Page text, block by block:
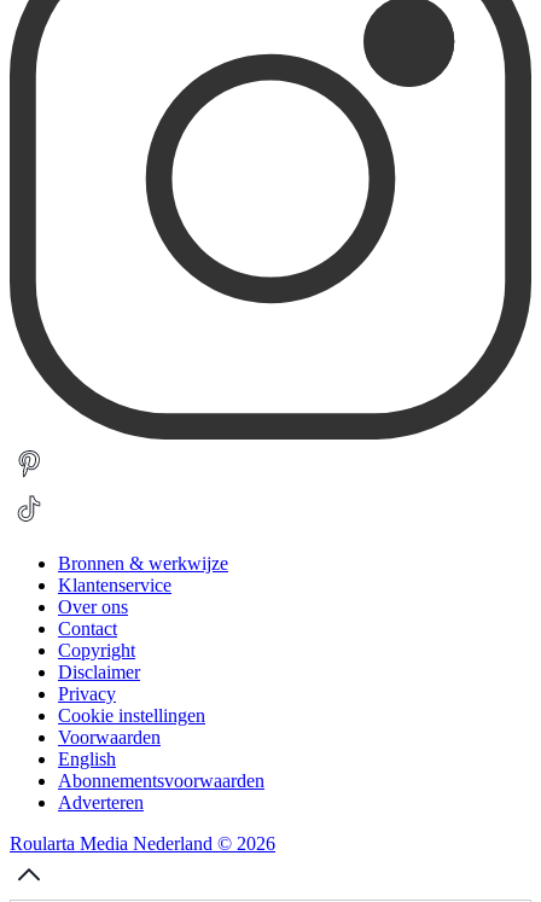
Bronnen & werkwijze
Klantenservice
Over ons
Contact
Copyright
Disclaimer
Privacy
Cookie instellingen
Voorwaarden
English
Abonnementsvoorwaarden
Adverteren
Roularta Media Nederland © 2026